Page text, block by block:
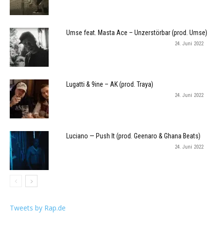
Umse feat. Masta Ace – Unzerstörbar (prod. Umse)
24. Juni 2022
Lugatti & 9ine – AK (prod. Traya)
24. Juni 2022
Luciano — Push It (prod. Geenaro & Ghana Beats)
24. Juni 2022
Tweets by Rap.de